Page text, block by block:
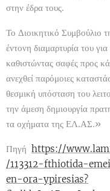
στην έδρα τους.
Το Διοικητικό Συμβούλιο
έντονη διαμαρτυρία του
καθιστώντας σαφές προς
ανεχθεί παρόμοιες
θεσμική υπόσταση του
την άμεση δημιουργία
τα οχήματα της ΕΛ.ΑΣ.»
Πηγή https://
/113312-fthiotida-
en-ora-ypiresias?